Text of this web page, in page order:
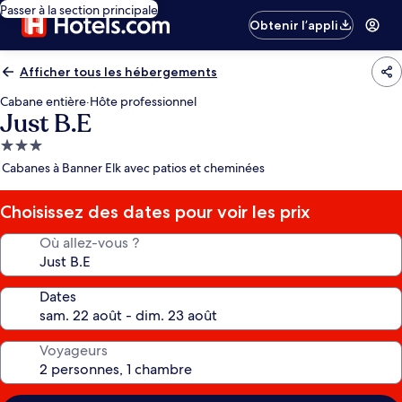
Passer à la section principale
Obtenir l’appli
Afficher tous les hébergements
Cabane entière·Hôte professionnel
Just B.E
Hébergement
3.0 étoiles
Cabanes à Banner Elk avec patios et cheminées
Choisissez des dates pour voir les prix
Où allez-vous ?
Dates
Voyageurs